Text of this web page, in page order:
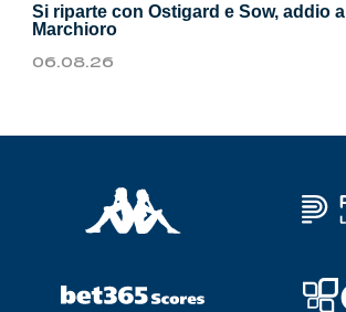
Si riparte con Ostigard e Sow, addio a
Marchioro
06.08.26